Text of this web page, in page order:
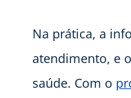
Na prática, a
atendimento, e
saúde. Com o